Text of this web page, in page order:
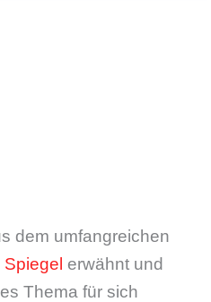
dem umfangreichen
Spiegel erwähnt und
Thema für sich